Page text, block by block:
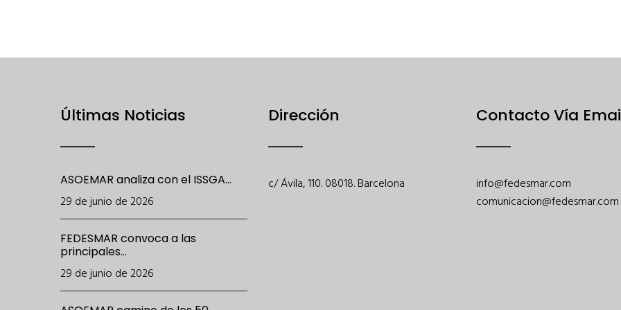
Últimas Noticias
ASOEMAR analiza con el ISSGA...
29 de junio de 2026
FEDESMAR convoca a las
principales...
29 de junio de 2026
Dirección
c/ Ávila, 110. 08018. Barcelona
Contacto Vía
info@fedesmar.com
comunicacion@fedesmar.com